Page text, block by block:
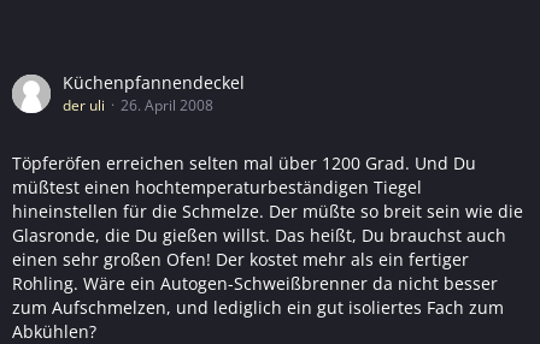
Küchenpfannendeckel
der uli 26. April 2008
Töpferöfen erreichen selten mal über 1200 Grad. Und Du
müßtest einen hochtemperaturbeständigen Tiegel
hineinstellen für die Schmelze. Der müßte so breit sein wie die
Glasronde, die Du gießen willst. Das heißt, Du brauchst auch
einen sehr großen Ofen! Der kostet mehr als ein fertiger
Rohling. Wäre ein Autogen-Schweißbrenner da nicht besser
zum Aufschmelzen, und lediglich ein gut isoliertes Fach zum
Abkühlen?